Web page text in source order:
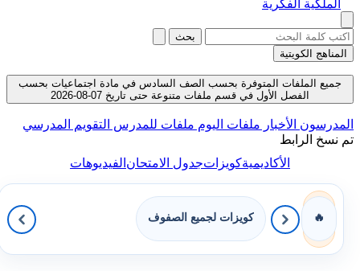
الملكية الفكرية
بحث
المناهج الكويتية
جميع الملفات المتوفرة بحسب الصف السادس في مادة اجتماعيات بحسب
الفصل الأول في قسم ملفات متنوعة حتى تاريخ 07-08-2026
المدرسون الأخبار ملفات اليوم ملفات للمدرس التقويم المدرسي
تم نسخ الرابط
الأكاديميةكويزاتجدول الامتحانالفيديوهات
🔥 كويزات لجميع الصفوف